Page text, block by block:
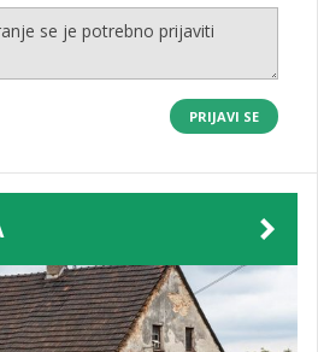
PRIJAVI SE